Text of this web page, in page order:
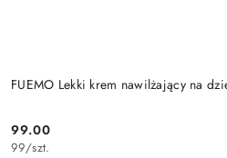
FUEMO Lekki krem nawilżający na
Cena:
99.00
99/szt.